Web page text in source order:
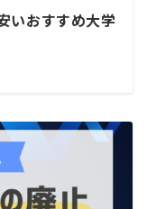
いおすすめ大学